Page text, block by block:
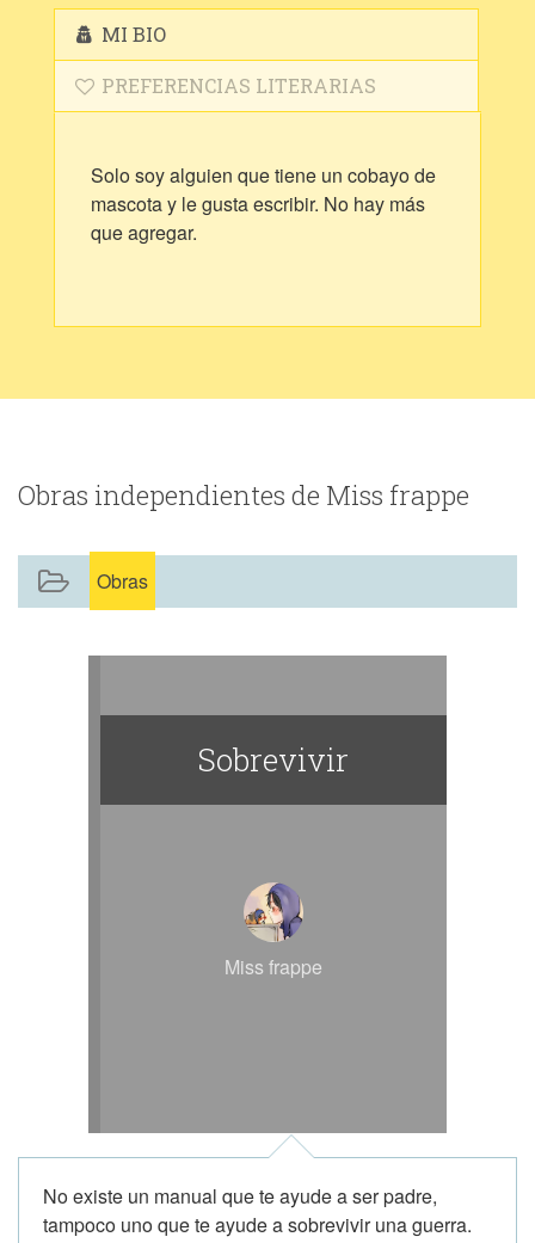
MI BIO
PREFERENCIAS LITERARIAS
Solo soy alguien que tiene un cobayo de
mascota y le gusta escribir. No hay más
que agregar.
Obras independientes de Miss frappe
Obras
Sobrevivir
Miss frappe
No existe un manual que te ayude a ser padre,
tampoco uno que te ayude a sobrevivir una guerra.